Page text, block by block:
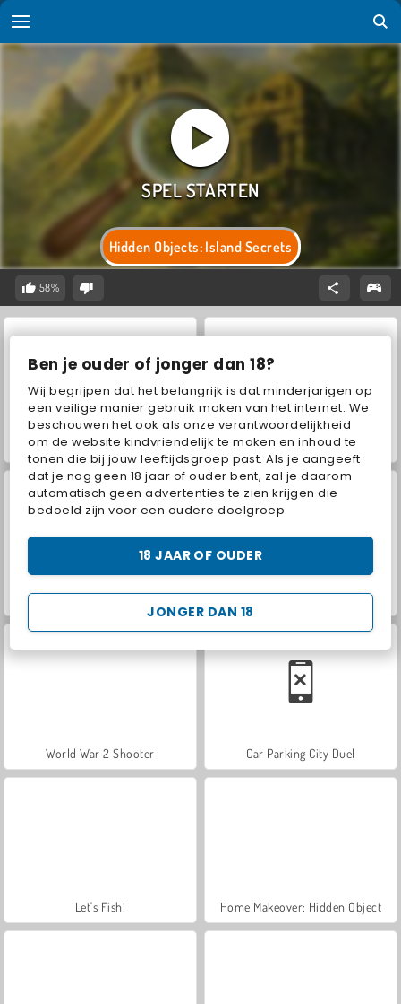
Ben je ouder of jonger dan 18?
Wij begrijpen dat het belangrijk is dat minderjarigen op
een veilige manier gebruik maken van het internet. We
beschouwen het ook als onze verantwoordelijkheid
om de website kindvriendelijk te maken en inhoud te
tonen die bij jouw leeftijdsgroep past. Als je aangeeft
dat je nog geen 18 jaar of ouder bent, zal je daarom
automatisch geen advertenties te zien krijgen die
bedoeld zijn voor een oudere doelgroep.
JONGER DAN 18
18 JAAR OF OUDER
Hidden Objects: Island Secrets
58%
Hidden Object: Street of Secrets Farm Merge Valley
ASMR Makeover & Makeup Studio
World War 2 Shooter Car Parking City Duel
Let's Fish! Home Makeover: Hidden Object